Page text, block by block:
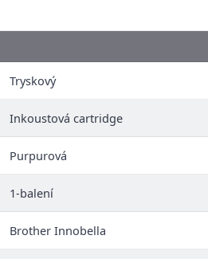
Tryskový
Inkoustová cartridge
Purpurová
1-balení
Brother Innobella